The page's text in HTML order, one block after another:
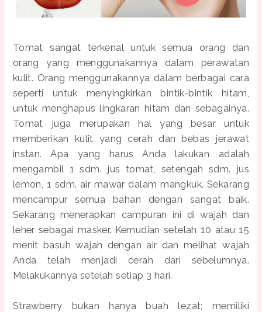
Tomat sangat terkenal untuk semua orang dan
orang yang menggunakannya dalam perawatan
kulit. Orang menggunakannya dalam berbagai cara
seperti untuk menyingkirkan bintik-bintik hitam,
untuk menghapus lingkaran hitam dan sebagainya.
Tomat juga merupakan hal yang besar untuk
memberikan kulit yang cerah dan bebas jerawat
instan. Apa yang harus Anda lakukan adalah
mengambil 1 sdm. jus tomat, setengah sdm. jus
lemon, 1 sdm. air mawar dalam mangkuk. Sekarang
mencampur semua bahan dengan sangat baik.
Sekarang menerapkan campuran ini di wajah dan
leher sebagai masker. Kemudian setelah 10 atau 15
menit basuh wajah dengan air dan melihat wajah
Anda telah menjadi cerah dari sebelumnya.
Melakukannya setelah setiap 3 hari.
Strawberry bukan hanya buah lezat; memiliki